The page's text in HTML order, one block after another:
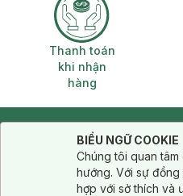
Thanh toán khi
Thanh toán
khi nhận
hàng
HỖ TRỢ KHÁCH HÀNG
1800 6324
(Miễn phí , 08-22h kể cả T7,
Cookie Consent
Notice about cookies usage
BIỂU NGỮ COOKIE
Chúng tôi quan
hướng. Với sự
hợp với sở thích và